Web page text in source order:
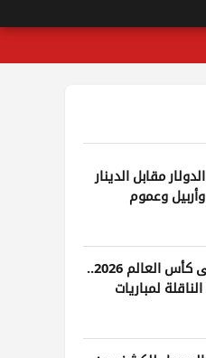
مقابل الدينار
وعموم
من ودية الأربعاء إلى كأس العالم 2026..
لمباريات